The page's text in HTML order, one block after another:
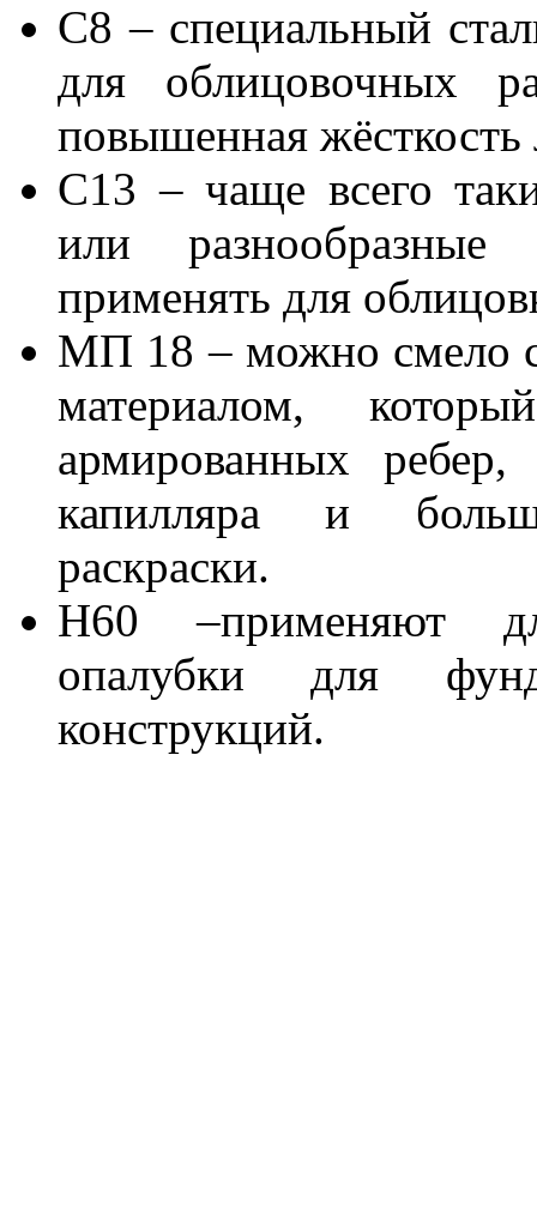
С8 – специальный
для облицовочных
повышенная жёсткость
С13 – чаще всего
или
применять для
МП 18 – можно смело
материалом,
армированных
капилляра и
раскраски.
Н60 –применяют
опалубки для
конструкций.